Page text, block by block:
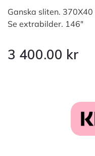
Ganska sliten.
Se extrabilder. 146″
3 400.00 kr